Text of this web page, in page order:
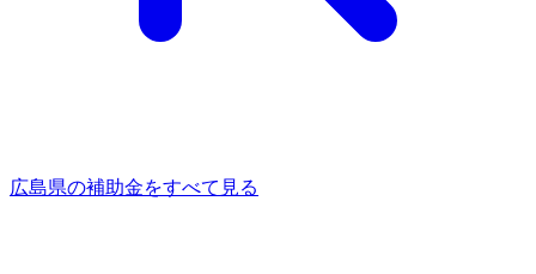
広島県の補助金をすべて見る